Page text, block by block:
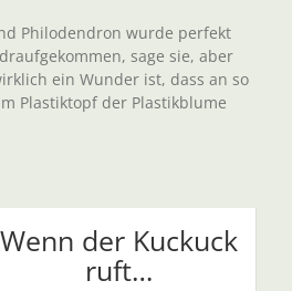
Philodendron wurde perfekt
sage sie, aber
ein Wunder ist, dass an so
Plastiktopf der Plastikblume
Wenn der Kuckuck
ruft…